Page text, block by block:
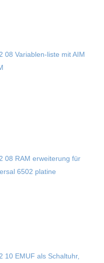
08 Variablen-liste mit AIM
08 RAM erweiterung für
6502 platine
10 EMUF als Schaltuhr,